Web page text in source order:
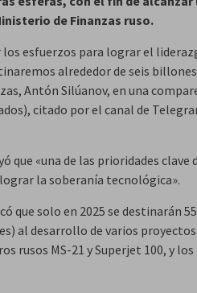
de Finanzas ruso.
los esfuerzos para lograr el
alrededor de seis
Antón Silúanov, en una
citado por el canal de
que «una de las prioridades
la soberanía tecnológica».
que solo en 2025 se destinarán
al desarrollo de varios
rusos MS-21 y Superjet 100, y